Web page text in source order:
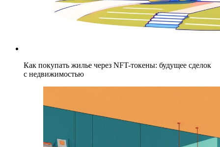
Как покупать жилье через NFT-токены: будущее сделок
с недвижимостью